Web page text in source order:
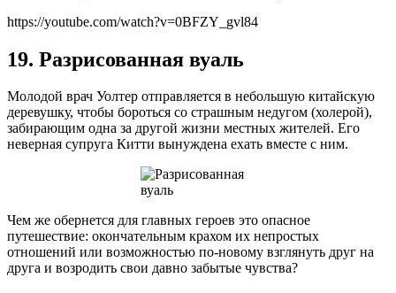
https://youtube.com/watch?v=0BFZY_gvl84
19. Разрисованная вуаль
Молодой врач Уолтер отправляется в небольшую китайскую
деревушку, чтобы бороться со страшным недугом (холерой),
забирающим одна за другой жизни местных жителей. Его
неверная супруга Китти вынуждена ехать вместе с ним.
Чем же обернется для главных героев это опасное
путешествие: окончательным крахом их непростых
отношений или возможностью по-новому взглянуть друг на
друга и возродить свои давно забытые чувства?